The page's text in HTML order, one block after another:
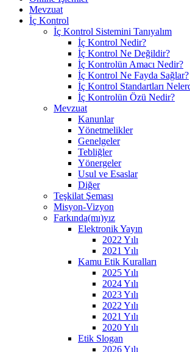
Mevzuat
İç Kontrol
İç Kontrol Sistemini Tanıyalım
İç Kontrol Nedir?
İç Kontrol Ne Değildir?
İç Kontrolün Amacı Nedir?
İç Kontrol Ne Fayda Sağlar?
İç Kontrol Standartları
İç Kontrolün Özü Nedir?
Mevzuat
Kanunlar
Yönetmelikler
Genelgeler
Tebliğler
Yönergeler
Usul ve Esaslar
Diğer
Teşkilat Şeması
Misyon-Vizyon
Farkında(mı)yız
Elektronik Yayın
2022 Yılı
2021 Yılı
Kamu Etik Kuralları
2025 Yılı
2024 Yılı
2023 Yılı
2022 Yılı
2021 Yılı
2020 Yılı
Etik Slogan
2026 Yılı